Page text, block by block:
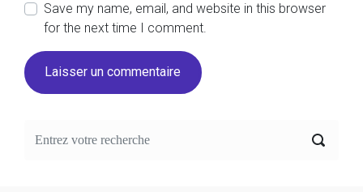
Save my name, email, and website in this browser
for the next time I comment.